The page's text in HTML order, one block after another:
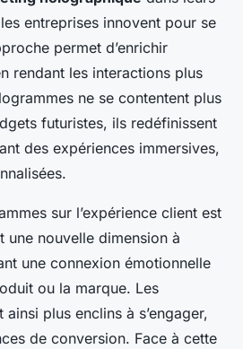
entreprises innovent pour se
permet d’enrichir
rendant les interactions plus
ne se contentent plus
futuristes, ils redéfinissent
des expériences immersives,
sur l’expérience client est
une nouvelle dimension à
une connexion émotionnelle
ou la marque. Les
plus enclins à s’engager,
de conversion. Face à cette